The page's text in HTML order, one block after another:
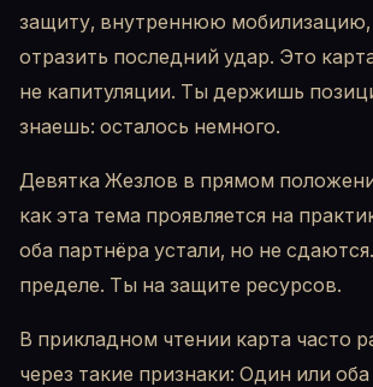
защиту, внутреннюю мобилизацию,
отразить последний удар. Это
не капитуляции. Ты держишь
знаешь: осталось немного.
Девятка Жезлов в прямом
как эта тема проявляется на
оба партнёра устали, но не
пределе. Ты на защите ресурсов.
В прикладном чтении карта часто
через такие признаки: Один или